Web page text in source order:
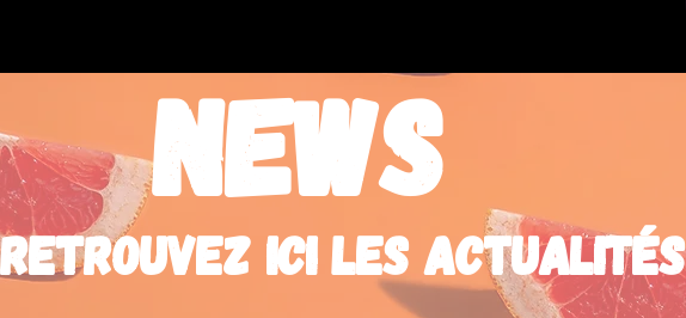
news
Retrouvez ici les actualités